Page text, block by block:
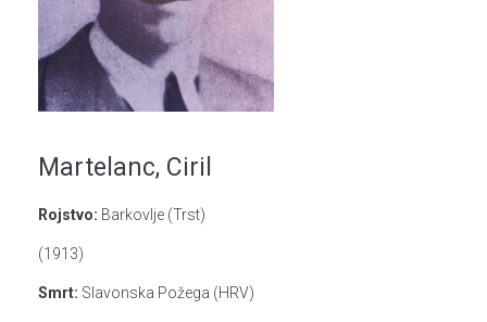
Martelanc, Ciril
Rojstvo: Barkovlje (Trst)
(1913)
Smrt: Slavonska Požega (HRV)